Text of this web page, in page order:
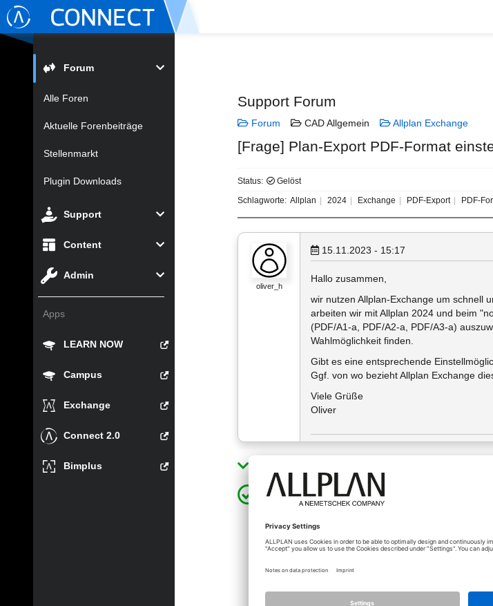
Forum
Alle Foren
Aktuelle Forenbeiträge
Stellenmarkt
Plugin Downloads
Support
Content
Admin
Apps
LEARN NOW
Campus
Exchange
Connect 2.0
Bimplus
Support Forum
Forum CAD Allgemein Allplan Exchange
[Frage] Plan-Export PDF-Format
Status:
Gelöst
Schlagworte: Allplan 2024 Exchange PDF-Export PDF-
oliver_h
15.11.2023 - 15:17
Hallo zusammen,
wir nutzen Allplan-Exchange um schnell
arbeiten wir mit Allplan 2024 und beim
(PDF/A1-a, PDF/A2-a, PDF/A3-a)
Wahlmöglichkeit finden.
Gibt es eine entsprechende
Ggf. von wo bezieht Allplan Exchange
Viele Grüße
Oliver
15.11.2023 - 15:49
Die Einstellungen des PDF-
Solche Favoriten kann man
Dateien erzeugen lassen